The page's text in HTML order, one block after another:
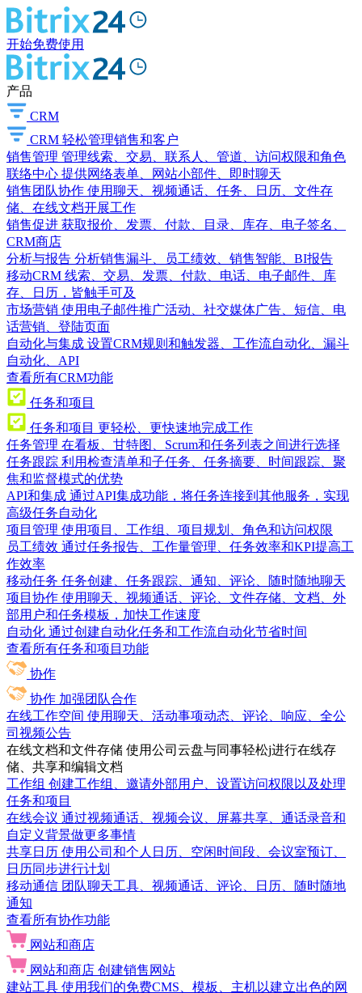
开始免费使用
产品
CRM
CRM 轻松管理销售和客户
销售管理 管理线索、交易、联系人、管道、访问权限和角色
联络中心 提供网络表单、网站小部件、即时聊天
销售团队协作 使用聊天、视频通话、任务、日历、文件存
储、在线文档开展工作
销售促进 获取报价、发票、付款、目录、库存、电子签名、
CRM商店
分析与报告 分析销售漏斗、员工绩效、销售智能、BI报告
移动CRM 线索、交易、发票、付款、电话、电子邮件、库
存、日历，皆触手可及
市场营销 使用电子邮件推广活动、社交媒体广告、短信、电
话营销、登陆页面
自动化与集成 设置CRM规则和触发器、工作流自动化、漏斗
自动化、API
查看所有CRM功能
任务和项目
任务和项目 更轻松、更快速地完成工作
任务管理 在看板、甘特图、Scrum和任务列表之间进行选择
任务跟踪 利用检查清单和子任务、任务摘要、时间跟踪、聚
焦和监督模式的优势
API和集成 通过API集成功能，将任务连接到其他服务，实现
高级任务自动化
项目管理 使用项目、工作组、项目规划、角色和访问权限
员工绩效 通过任务报告、工作量管理、任务效率和KPI提高工
作效率
移动任务 任务创建、任务跟踪、通知、评论、随时随地聊天
项目协作 使用聊天、视频通话、评论、文件存储、文档、外
部用户和任务模板，加快工作速度
自动化 通过创建自动化任务和工作流自动化节省时间
查看所有任务和项目功能
协作
协作 加强团队合作
在线工作空间 使用聊天、活动事项动态、评论、响应、全公
司视频公告
在线文档和文件存储 使用公司云盘与同事轻松j进行在线存
储、共享和编辑文档
工作组 创建工作组、邀请外部用户、设置访问权限以及处理
任务和项目
在线会议 通过视频通话、视频会议、屏幕共享、通话录音和
自定义背景做更多事情
共享日历 使用公司和个人日历、空闲时间段、会议室预订、
日历同步进行计划
移动通信 团队聊天工具、视频通话、评论、日历、随时随地
通知
查看所有协作功能
网站和商店
网站和商店 创建销售网站
建站工具 使用我们的免费CMS、模板、主机以建立出色的网